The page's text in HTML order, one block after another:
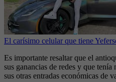
El carísimo celular que tiene
Es importante resaltar que el
sus ganancias de redes y que
sus otras entradas económicas de